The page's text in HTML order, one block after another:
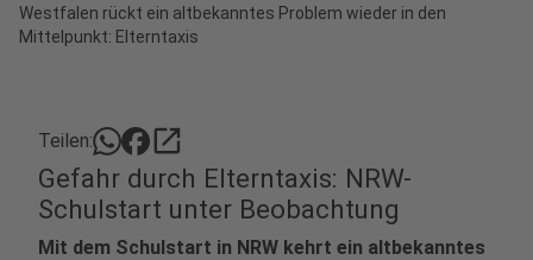
Westfalen rückt ein altbekanntes Problem wieder in den
Mittelpunkt: Elterntaxis
Teilen: open_in_new
Gefahr durch Elterntaxis: NRW-
Schulstart unter Beobachtung
Mit dem Schulstart in NRW kehrt ein altbekanntes